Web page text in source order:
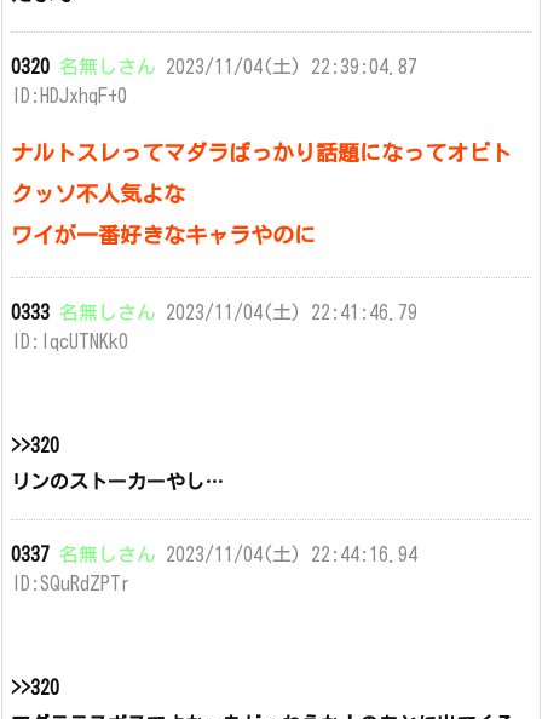
0320 名無しさん 2023/11/04(土) 22:39:04.87
ID:HDJxhqF+0
ナルトスレってマダラばっかり話題になってオビト
クッソ不人気よな
ワイが一番好きなキャラやのに
0333 名無しさん 2023/11/04(土) 22:41:46.79
ID:IqcUTNKk0
>>320
リンのストーカーやし…
0337 名無しさん 2023/11/04(土) 22:44:16.94
ID:SQuRdZPTr
>>320